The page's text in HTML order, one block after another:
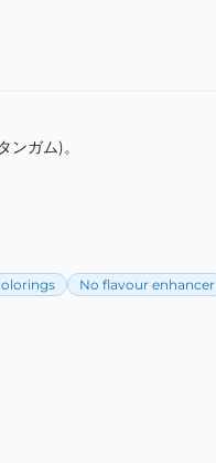
ガム)。
No flavour enhancer